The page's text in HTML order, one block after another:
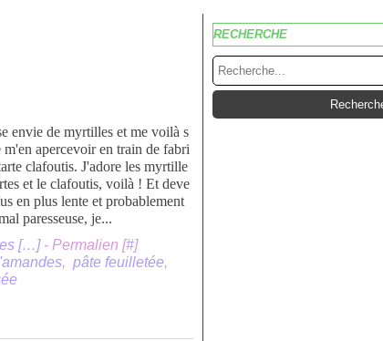
envie de myrtilles et me voilà s
m'en apercevoir en train de fabri
clafoutis. J'adore les myrtille
et le clafoutis, voilà ! Et deve
en plus lente et probablement
paresseuse, je...
[…]- Permalien [#]
, pâte feuilletée,
RECHERCHE